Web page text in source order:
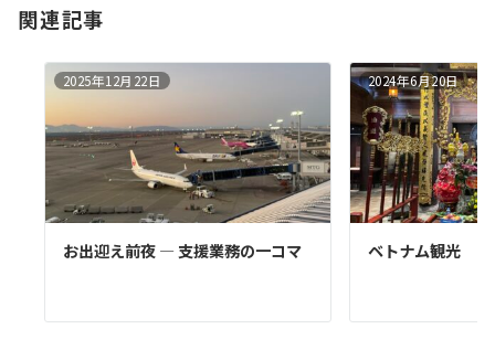
関連記事
2025年12月22日
お出迎え前夜 ― 支援業務の一コマ
2024年6月20日
ベトナム観光